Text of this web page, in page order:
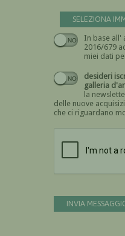
SELEZIONA
In base all'
2016/679
miei dati
desideri
galleria
la
delle nuove
che ci riguardano
INVIA